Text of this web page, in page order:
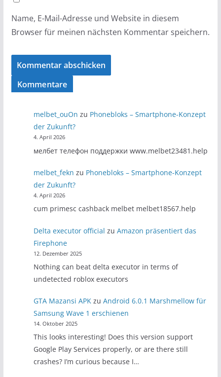
Name, E-Mail-Adresse und Website in diesem
Browser für meinen nächsten Kommentar speichern.
Kommentare
melbet_ouOn zu Phonebloks – Smartphone-Konzept
der Zukunft?
4. April 2026
мелбет телефон поддержки www.melbet23481.help
melbet_fekn zu Phonebloks – Smartphone-Konzept
der Zukunft?
4. April 2026
cum primesc cashback melbet melbet18567.help
Delta executor official zuAmazon präsentiert das
Firephone
12. Dezember 2025
Nothing can beat delta executor in terms of
undetected roblox executors
GTA Mazansi APK zuAndroid 6.0.1 Marshmellow für
Samsung Wave 1 erschienen
14. Oktober 2025
This looks interesting! Does this version support
Google Play Services properly, or are there still
crashes? I’m curious because I…